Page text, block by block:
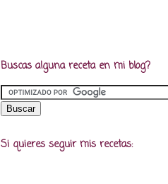
Buscas alguna receta en mi blog?
Si quieres seguir mis recetas: